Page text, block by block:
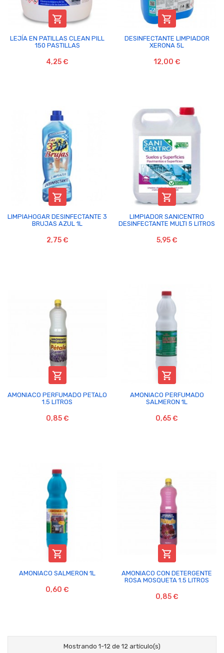

LEJÍA EN PATILLAS CLEAN PILL
150 PASTILLAS
4,25 €

DESINFECTANTE LIMPIADOR
XERONA 5L
12,00 €

LIMPIAHOGAR DESINFECTANTE 3
BRUJAS AZUL 1L
2,75 €

LIMPIADOR SANICENTRO
DESINFECTANTE MULTI 5 LITROS
5,95 €

AMONIACO PERFUMADO PETALO
1.5 LITROS
0,85 €

AMONIACO PERFUMADO
SALMERON 1L
0,65 €

AMONIACO SALMERON 1L
0,60 €

AMONIACO CON DETERGENTE
ROSA MOSQUETA 1.5 LITROS
0,85 €
Mostrando 1-12 de 12 artículo(s)